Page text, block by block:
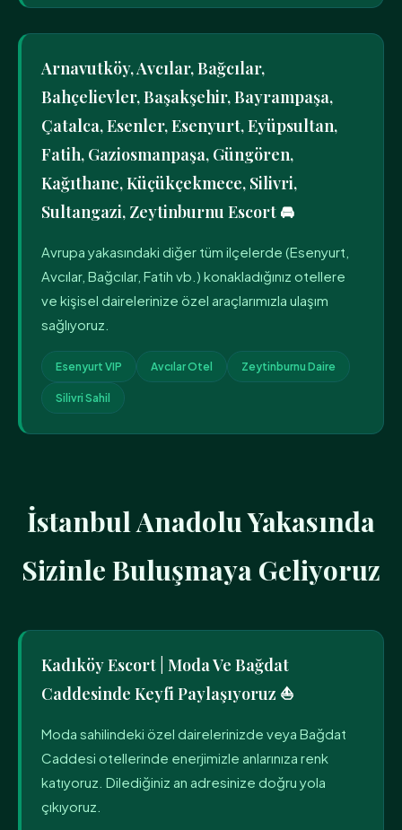
Arnavutköy, Avcılar, Bağcılar,
Bahçelievler, Başakşehir, Bayrampaşa,
Çatalca, Esenler, Esenyurt, Eyüpsultan,
Fatih, Gaziosmanpaşa, Güngören,
Kağıthane, Küçükçekmece, Silivri,
Sultangazi, Zeytinburnu Escort 🚘
Avrupa yakasındaki diğer tüm ilçelerde (Esenyurt,
Avcılar, Bağcılar, Fatih vb.) konakladığınız otellere
ve kişisel dairelerinize özel araçlarımızla ulaşım
sağlıyoruz.
Esenyurt VIP Avcılar Otel Zeytinburnu Daire
Silivri Sahil
İstanbul Anadolu Yakasında
Sizinle Buluşmaya Geliyoruz
Kadıköy Escort | Moda Ve Bağdat
Caddesinde Keyfi Paylaşıyoruz ⛵
Moda sahilindeki özel dairelerinizde veya Bağdat
Caddesi otellerinde enerjimizle anlarınıza renk
katıyoruz. Dilediğiniz an adresinize doğru yola
çıkıyoruz.